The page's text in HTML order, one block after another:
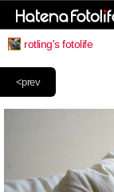
rotling's fotolife
<prev